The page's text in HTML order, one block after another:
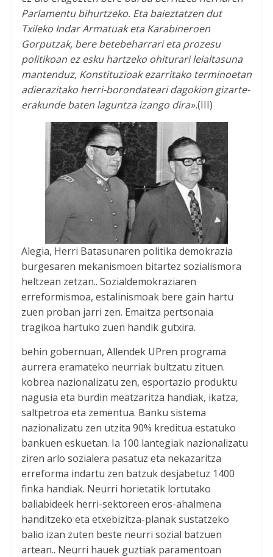
Parlamentu bihurtzeko. Eta baieztatzen dut
Txileko Indar Armatuak eta Karabineroen
Gorputzak, bere betebeharrari eta prozesu
politikoan ez esku hartzeko ohiturari leialtasuna
mantenduz, Konstituzioak ezarritako terminoetan
adierazitako herri-borondateari dagokion gizarte-
erakunde baten laguntza izango dira».(III)
Alegia, Herri Batasunaren politika demokrazia
burgesaren mekanismoen bitartez sozialismora
heltzean zetzan.. Sozialdemokraziaren
erreformismoa, estalinismoak bere gain hartu
zuen proban jarri zen. Emaitza pertsonaia
tragikoa hartuko zuen handik gutxira.
behin gobernuan, Allendek UPren programa
aurrera eramateko neurriak bultzatu zituen.
kobrea nazionalizatu zen, esportazio produktu
nagusia eta burdin meatzaritza handiak, ikatza,
saltpetroa eta zementua. Banku sistema
nazionalizatu zen utzita 90% kreditua estatuko
bankuen eskuetan. Ia 100 lantegiak nazionalizatu
ziren arlo sozialera pasatuz eta nekazaritza
erreforma indartu zen batzuk desjabetuz 1400
finka handiak. Neurri horietatik lortutako
baliabideek herri-sektoreen eros-ahalmena
handitzeko eta etxebizitza-planak sustatzeko
balio izan zuten beste neurri sozial batzuen
artean.. Neurri hauek guztiak paramentoan